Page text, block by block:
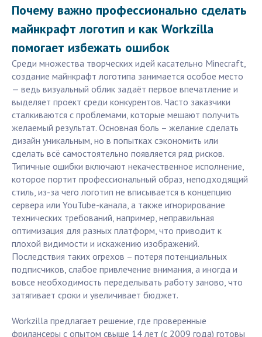
Почему важно профессионально сделать
майнкрафт логотип и как Workzilla
помогает избежать ошибок
Среди множества творческих идей касательно Minecraft,
создание майнкрафт логотипа занимается особое место
— ведь визуальный облик задаёт первое впечатление и
выделяет проект среди конкурентов. Часто заказчики
сталкиваются с проблемами, которые мешают получить
желаемый результат. Основная боль – желание сделать
дизайн уникальным, но в попытках сэкономить или
сделать всё самостоятельно появляется ряд рисков.
Типичные ошибки включают некачественное исполнение,
которое портит профессиональный образ, неподходящий
стиль, из-за чего логотип не вписывается в концепцию
сервера или YouTube-канала, а также игнорирование
технических требований, например, неправильная
оптимизация для разных платформ, что приводит к
плохой видимости и искажению изображений.
Последствия таких огрехов – потеря потенциальных
подписчиков, слабое привлечение внимания, а иногда и
вовсе необходимость переделывать работу заново, что
затягивает сроки и увеличивает бюджет.
Workzilla предлагает решение, где проверенные
фрилансеры с опытом свыше 14 лет (с 2009 года) готовы